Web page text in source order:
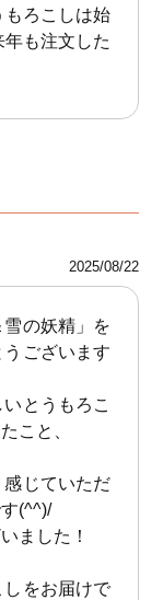
もろこしは始
も注文した
2025/08/22
の妖精」を
ございます
とうもろこ
こと、
じていただ
(^^)/
ました！
をお届けで